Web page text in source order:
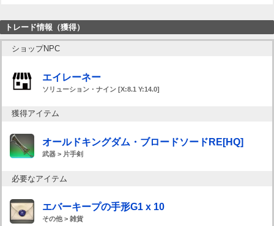
トレード情報（獲得）
ショップNPC
エイレーネー
ソリューション・ナイン [X:8.1 Y:14.0]
獲得アイテム
オールドキングダム・ブロードソードRE[HQ]
武器 > 片手剣
必要なアイテム
エバーキープの手形G1 x 10
その他 > 雑貨